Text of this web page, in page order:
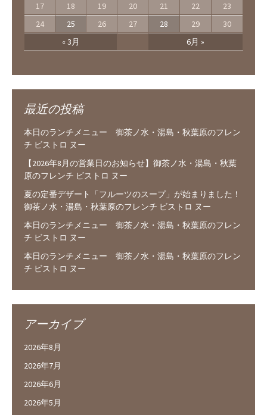
« 3月 6月 »
17
18 19 20 21 22
23
24
25 26 27 28 29 30
最近の投稿
本日のランチメニュー 御茶ノ水・湯島・秋葉原のフレン
チ ビストロ ヌー
【2026年8月の営業日のお知らせ】御茶ノ水・湯島・秋葉
原のフレンチ ビストロ ヌー
夏の定番デザート「フルーツのスープ」が始まりました！
御茶ノ水・湯島・秋葉原のフレンチ ビストロ ヌー
本日のランチメニュー 御茶ノ水・湯島・秋葉原のフレン
チ ビストロ ヌー
本日のランチメニュー 御茶ノ水・湯島・秋葉原のフレン
チ ビストロ ヌー
アーカイブ
2026年8月
2026年7月
2026年6月
2026年5月